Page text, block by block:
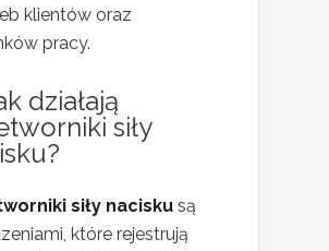
klientów oraz
pracy.
działają
siły
siły nacisku są
które rejestrują